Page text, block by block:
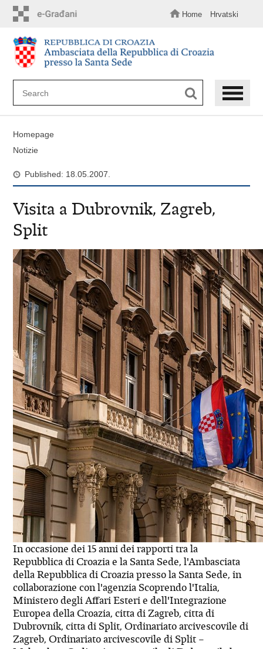
content
Home Hrvatski
Homepage
Notizie
Published: 18.05.2007.
Visita a Dubrovnik, Zagreb,
Split
In occasione dei 15 anni dei rapporti tra la
Repubblica di Croazia e la Santa Sede, l'Ambasciata
della Repubblica di Croazia presso la Santa Sede, in
collaborazione con l'agenzia Scoprendo l'Italia,
Ministero degli Affari Esteri e dell'Integrazione
Europea della Croazia, citta di Zagreb, citta di
Dubrovnik, citta di Split, Ordinariato arcivescovile di
Zagreb, Ordinariato arcivescovile di Split –